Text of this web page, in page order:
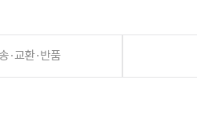
·교환·반품